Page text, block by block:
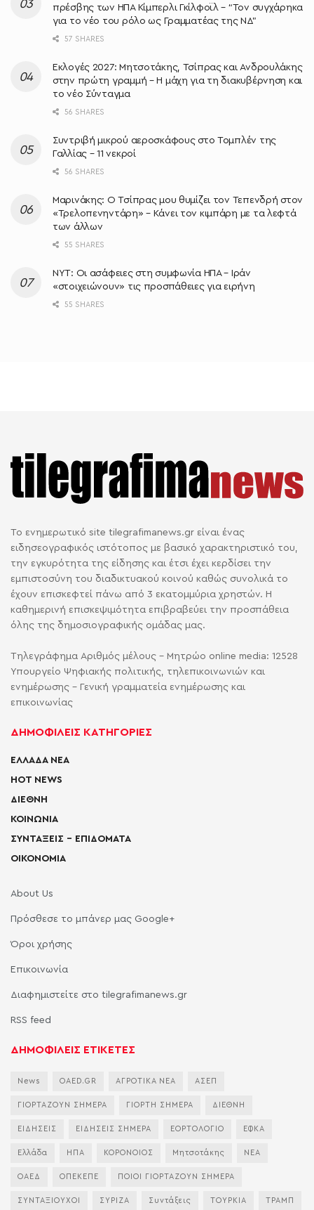
πρέσβης των ΗΠΑ Κίμπερλι Γκίλφοϊλ – “Τον συγχάρηκα
για το νέο του ρόλο ως Γραμματέας της ΝΔ”
57 SHARES
Εκλογές 2027: Μητσοτάκης, Τσίπρας και Ανδρουλάκης
στην πρώτη γραμμή – Η μάχη για τη διακυβέρνηση και
το νέο Σύνταγμα
56 SHARES
Συντριβή μικρού αεροσκάφους στο Τομπλέν της
Γαλλίας – 11 νεκροί
56 SHARES
Μαρινάκης: Ο Τσίπρας μου θυμίζει τον Τεπενδρή στον
«Τρελοπενηντάρη» – Κάνει τον κιμπάρη με τα λεφτά
των άλλων
55 SHARES
NYT: Οι ασάφειες στη συμφωνία ΗΠΑ – Ιράν
«στοιχειώνουν» τις προσπάθειες για ειρήνη
55 SHARES
Το ενημερωτικό site tilegrafimanews.gr είναι ένας
ειδησεογραφικός ιστότοπος με βασικό χαρακτηριστικό του,
την εγκυρότητα της είδησης και έτσι έχει κερδίσει την
εμπιστοσύνη του διαδικτυακού κοινού καθώς συνολικά το
έχουν επισκεφτεί πάνω από 3 εκατομμύρια χρηστών. Η
καθημερινή επισκεψιμότητα επιβραβεύει την προσπάθεια
όλης της δημοσιογραφικής ομάδας μας.
Τηλεγράφημα Αριθμός μέλους - Μητρώο online media: 12528
Υπουργείο Ψηφιακής πολιτικής, τηλεπικοινωνιών και
ενημέρωσης - Γενική γραμματεία ενημέρωσης και
επικοινωνίας
ΔΗΜΟΦΙΛΕΙΣ ΚΑΤΗΓΟΡΙΕΣ
ΕΛΛΑΔΑ ΝΕΑ
HOT NEWS
ΔΙΕΘΝΗ
ΚΟΙΝΩΝΙΑ
ΣΥΝΤΑΞΕΙΣ – ΕΠΙΔΟΜΑΤΑ
ΟΙΚΟΝΟΜΙΑ
About Us
Πρόσθεσε το μπάνερ μας Google+
Όροι χρήσης
Επικοινωνία
Διαφημιστείτε στο tilegrafimanews.gr
RSS feed
ΔΗΜΟΦΙΛΕΙΣ ΕΤΙΚΕΤΕΣ
News OAED.GR ΑΓΡΟΤΙΚΑ ΝΕΑ ΑΣΕΠ
ΓΙΟΡΤΑΖΟΥΝ ΣΗΜΕΡΑ ΓΙΟΡΤΗ ΣΗΜΕΡΑ ΔΙΕΘΝΗ
ΕΙΔΗΣΕΙΣ ΕΙΔΗΣΕΙΣ ΣΗΜΕΡΑ ΕΟΡΤΟΛΟΓΙΟ ΕΦΚΑ
Ελλάδα ΗΠΑ ΚΟΡΟΝΟΙΟΣ Μητσοτάκης ΝΕΑ
ΟΑΕΔ ΟΠΕΚΕΠΕ ΠΟΙΟΙ ΓΙΟΡΤΑΖΟΥΝ ΣΗΜΕΡΑ
ΣΥΝΤΑΞΙΟΥΧΟΙ ΣΥΡΙΖΑ Συντάξεις ΤΟΥΡΚΙΑ ΤΡΑΜΠ